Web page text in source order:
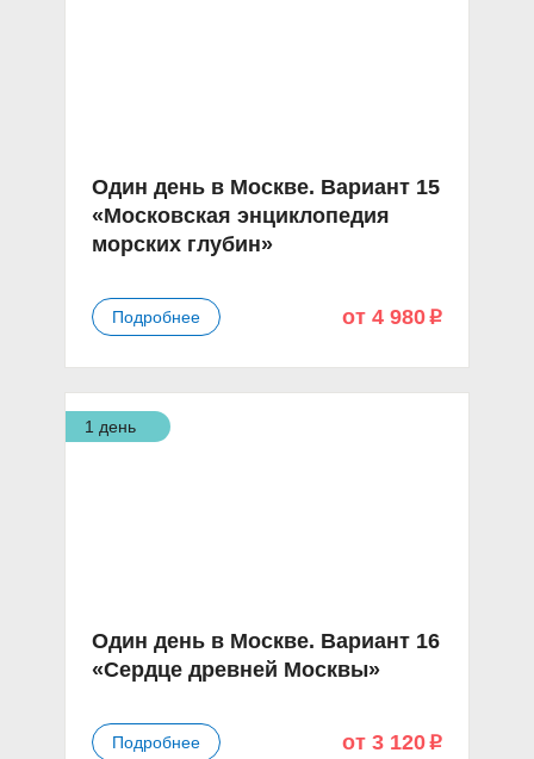
Один день в Москве. Вариант 15
«Московская энциклопедия
морских глубин»
Подробнее от 4 980 p
1 день
Один день в Москве. Вариант 16
«Сердце древней Москвы»
Подробнее от 3 120 p